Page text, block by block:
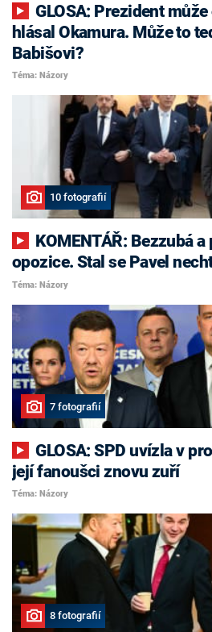
GLOSA: Prezident může odvolat vládu,
hlásal Okamura. Může to
Babišovi?
Téma: Názory
10 fotografií
opozice. Stal se Pavel
Téma: Názory
7 fotografií
GLOSA: SPD uvízla v proukrajinské vládě a
její fanoušci znovu zuří
Téma: Názory
8 fotografií